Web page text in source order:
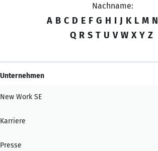
Nachname:
A B C D E F G H I J K L M N
Q R S T U V W X Y Z
Unternehmen
New Work SE
Karriere
Presse